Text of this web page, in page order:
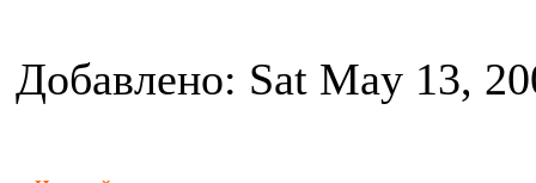
Добавлено: Sat May 13,